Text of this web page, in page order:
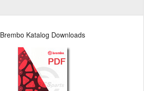
Brembo Katalog Downloads